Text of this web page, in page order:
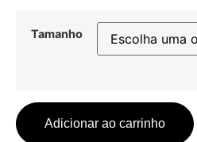
Tamanho
Adicionar ao carrinho